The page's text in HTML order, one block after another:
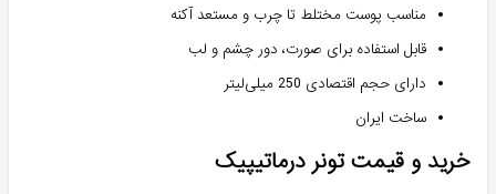
مناسب پوست مختلط تا چرب و مستعد آکنه
قابل استفاده برای صورت، دور چشم و لب
دارای حجم اقتصادی 250 میلی‌لیتر
ساخت ایران
خرید و قیمت تونر درماتیپیک